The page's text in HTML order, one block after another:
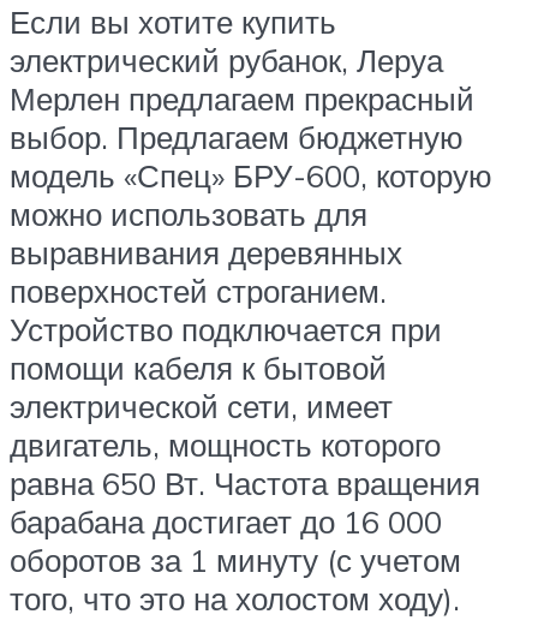
Если вы хотите купить
электрический рубанок, Леруа
Мерлен предлагаем прекрасный
выбор. Предлагаем бюджетную
модель «Спец» БРУ-600, которую
можно использовать для
выравнивания деревянных
поверхностей строганием.
Устройство подключается при
помощи кабеля к бытовой
электрической сети, имеет
двигатель, мощность которого
равна 650 Вт. Частота вращения
барабана достигает до 16 000
оборотов за 1 минуту (с учетом
того, что это на холостом ходу).